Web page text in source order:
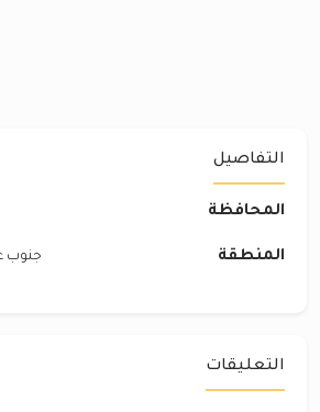
التفاصيل
المحافظة
المنطقة جنوب
التعليقات